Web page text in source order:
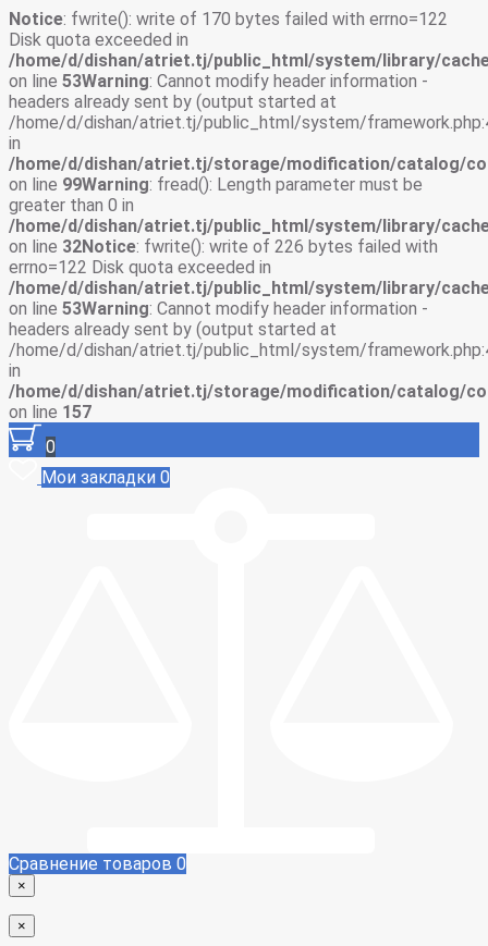
Notice: fwrite(): write of 170 bytes failed with errno=122
Disk quota exceeded in
/home/d/dishan/atriet.tj/public_html/system/library/
on line 53Warning: Cannot modify header information -
headers already sent by (output started at
/home/d/dishan/atriet.tj/public_html/system/
in
/home/d/dishan/atriet.tj/storage/modification/catalog/
on line 99Warning: fread(): Length parameter must be
greater than 0 in
/home/d/dishan/atriet.tj/public_html/system/library/
on line 32Notice: fwrite(): write of 226 bytes failed with
errno=122 Disk quota exceeded in
/home/d/dishan/atriet.tj/public_html/system/library/
on line 53Warning: Cannot modify header information -
headers already sent by (output started at
/home/d/dishan/atriet.tj/public_html/system/
in
/home/d/dishan/atriet.tj/storage/modification/catalog/
on line 157
0
Мои закладки 0
Сравнение товаров 0
×
×